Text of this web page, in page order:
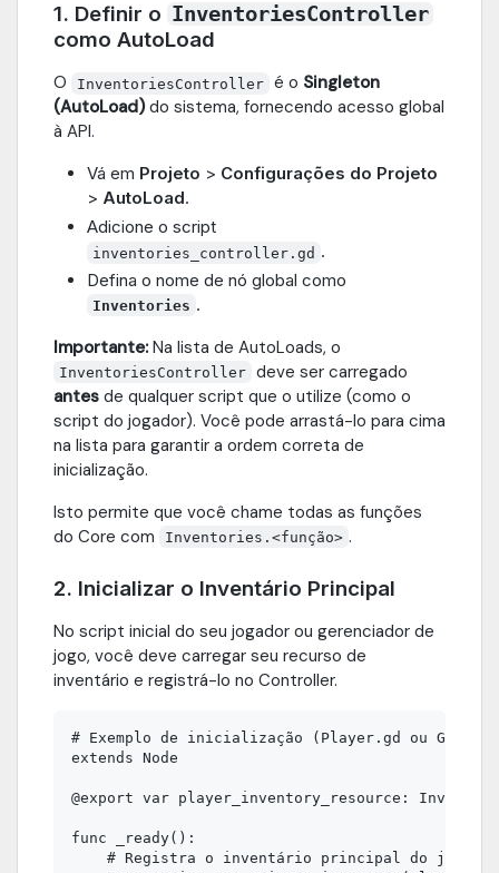
1. Definir o InventoriesController
como AutoLoad
O InventoriesController é o Singleton
(AutoLoad)do sistema, fornecendo acesso global
à API.
Vá em Projeto > Configurações do Projeto
> AutoLoad.
Adicione o script
inventories_controller.gd .
Defina o nome de nó global como
Inventories .
Importante:Na lista de AutoLoads, o
InventoriesController deve ser carregado
antes de qualquer script que o utilize (como o
script do jogador). Você pode arrastá-lo para cima
na lista para garantir a ordem correta de
inicialização.
Isto permite que você chame todas as funções
do Core com
Inventories.<função> .
2. Inicializar o Inventário Principal
No script inicial do seu jogador ou gerenciador de
jogo, você deve carregar seu recurso de
inventário e registrá-lo no Controller.
# Exemplo de inicialização (Player.gd ou
extends Node
@export var player_inventory_resource:
func _ready():
# Registra o inventário principal do